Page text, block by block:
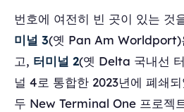
번호에 여전히 빈 곳이 있는 것
미널 3(옛 Pan Am Worldport)
고, 터미널 2(옛 Delta 국내선
널 4로 통합한 2023년에 폐쇄
두 New Terminal One 프로젝